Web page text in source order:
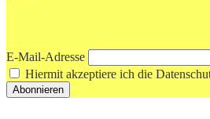
E-Mail-Adresse
Hiermit akzeptiere ich die